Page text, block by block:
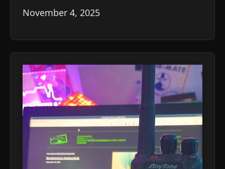
November 4, 2025